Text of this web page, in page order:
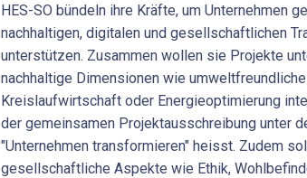
HES-SO bündeln ihre Kräfte, um Unternehmen
nachhaltigen, digitalen und gesellschaftlichen
unterstützen. Zusammen wollen sie Projekte
nachhaltige Dimensionen wie
Kreislaufwirtschaft oder Energieoptimierung
der gemeinsamen Projektausschreibung unter
"Unternehmen transformieren" heisst. Zudem
gesellschaftliche Aspekte wie Ethik,